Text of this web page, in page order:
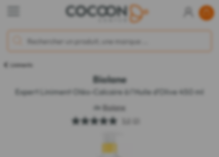
Liniments
Biolane
Expert Liniment Oléo-Calcaire à l'Huile d'Olive 450 ml
de Biolane